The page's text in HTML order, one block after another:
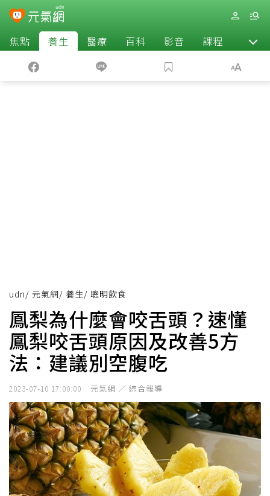
焦點 養生 醫療 百科 影音 課程 退休
udn/ 元氣網/ 養生/ 聰明飲食
鳳梨為什麼會咬舌頭？速懂
鳳梨咬舌頭原因及改善5方
法：建議別空腹吃
2023-07-10 17:00:00 元氣網 ／ 綜合報導